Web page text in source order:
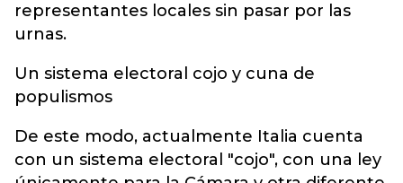
representantes locales sin pasar por las
urnas.
Un sistema electoral cojo y cuna de
populismos
De este modo, actualmente Italia cuenta
con un sistema electoral "cojo", con una ley